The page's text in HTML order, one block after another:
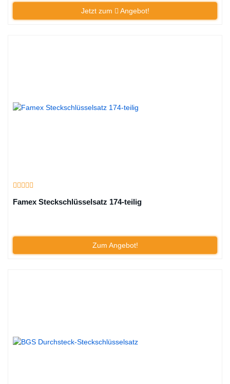
Jetzt zum Angebot!
Famex Steckschlüsselsatz 174-teilig
Zum Angebot!